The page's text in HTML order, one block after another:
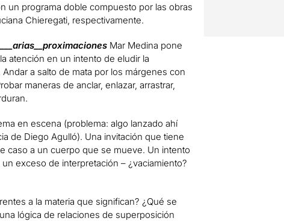
un programa doble compuesto por las obras
Chieregati, respectivamente.
Mar Medina pone
atención en un intento de eludir la
a salto de mata por los márgenes con
maneras de anclar, enlazar, arrastrar,
en escena (problema: algo lanzado ahí
de Diego Agulló). Una invitación que tiene
caso a un cuerpo que se mueve. Un intento
exceso de interpretación – ¿vaciamiento?
a la materia que significan? ¿Qué se
lógica de relaciones de superposición